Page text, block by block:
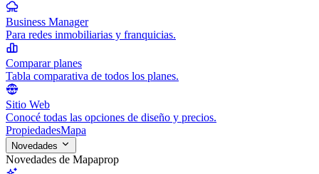
Business Manager
Para redes inmobiliarias y franquicias.
Comparar planes
Tabla comparativa de todos los planes.
Sitio Web
Conocé todas las opciones de diseño y precios.
PropiedadesMapa
Novedades
Novedades de Mapaprop